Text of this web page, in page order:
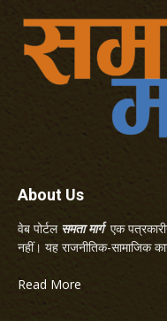
About Us
वेब पोर्टल समता मार्गएक
नहीं। यह राजनीतिक-सामाजिक
Read More